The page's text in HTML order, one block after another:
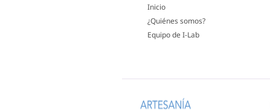
Inicio
¿Quiénes somos?
Equipo de I-Lab